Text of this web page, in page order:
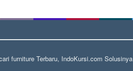
furniture Terbaru, IndoKursi.com Solusinya